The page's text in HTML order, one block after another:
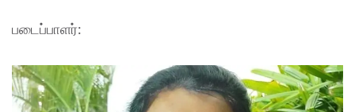
படைப்பாளர்: